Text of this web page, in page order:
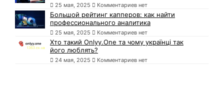
25 мая, 2025 Комментариев нет
Большой рейтинг капперов: как найти
профессионального аналитика
25 мая, 2025 Комментариев нет
Хто такий Onlyy.One та чому українці так
його люблять?
24 мая, 2025 Комментариев нет